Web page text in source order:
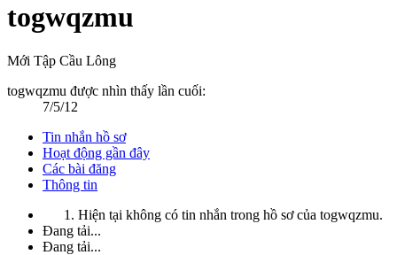
togwqzmu
Mới Tập Cầu Lông
togwqzmu được nhìn thấy lần cuối:
7/5/12
Tin nhắn hồ sơ
Hoạt động gần đây
Các bài đăng
Thông tin
Hiện tại không có tin nhắn trong hồ sơ của togwqzmu.
Đang tải...
Đang tải...